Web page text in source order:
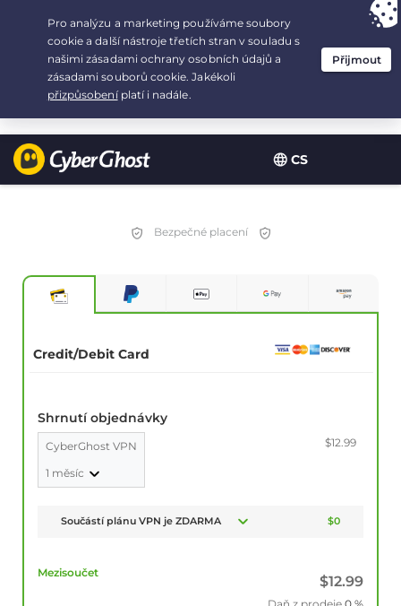
CS
Your choice:The Best Dealfor 2.1666666666667-years at $
/month
Bezpečné placení
Credit/Debit Card
Shrnutí objednávky
CyberGhost VPN
1 měsíc
$12.99
Součástí plánu VPN je ZDARMA $0
Mezisoučet
$12.99